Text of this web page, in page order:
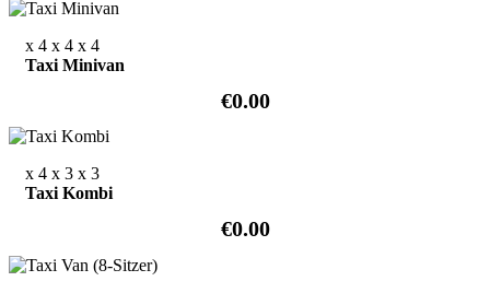
x 4 x 4 x 4
Taxi Minivan
€0.00
x 4 x 3 x 3
Taxi Kombi
€0.00